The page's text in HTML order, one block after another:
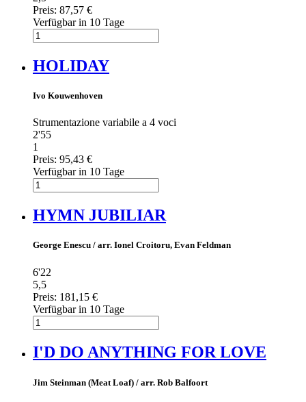
Preis: 87,57 €
Verfügbar in 10 Tage
HOLIDAY
Ivo Kouwenhoven
Strumentazione variabile a 4 voci
2'55
1
Preis: 95,43 €
Verfügbar in 10 Tage
HYMN JUBILIAR
George Enescu / arr. Ionel Croitoru, Evan Feldman
6'22
5,5
Preis: 181,15 €
Verfügbar in 10 Tage
I'D DO ANYTHING FOR LOVE
Jim Steinman (Meat Loaf) / arr. Rob Balfoort